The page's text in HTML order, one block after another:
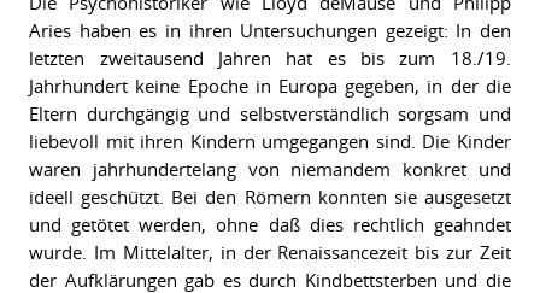
Aries haben es in ihren Untersuchungen gezeigt: In den
letzten zweitausend Jahren hat es bis zum 18./19.
Jahrhundert keine Epoche in Europa gegeben, in der die
Eltern durchgängig und selbstverständlich sorgsam und
liebevoll mit ihren Kindern umgegangen sind. Die Kinder
waren jahrhundertelang von niemandem konkret und
ideell geschützt. Bei den Römern konnten sie ausgesetzt
und getötet werden, ohne daß dies rechtlich geahndet
wurde. Im Mittelalter, in der Renaissancezeit bis zur Zeit
der Aufklärungen gab es durch Kindbettsterben und die